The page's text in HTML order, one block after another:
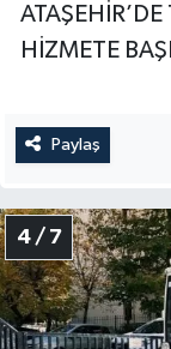
HİZMETE
Paylaş
4 / 7